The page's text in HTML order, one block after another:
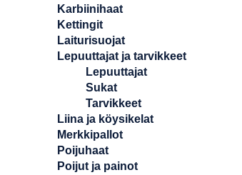
Karbiinihaat
Kettingit
Laiturisuojat
Lepuuttajat ja tarvikkeet
Lepuuttajat
Sukat
Tarvikkeet
Liina ja köysikelat
Merkkipallot
Poijuhaat
Poijut ja painot